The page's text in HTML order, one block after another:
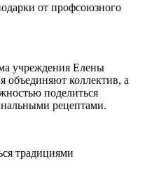
от профсоюзного
учреждения Елены
коллектив, а
поделиться
рецептами.